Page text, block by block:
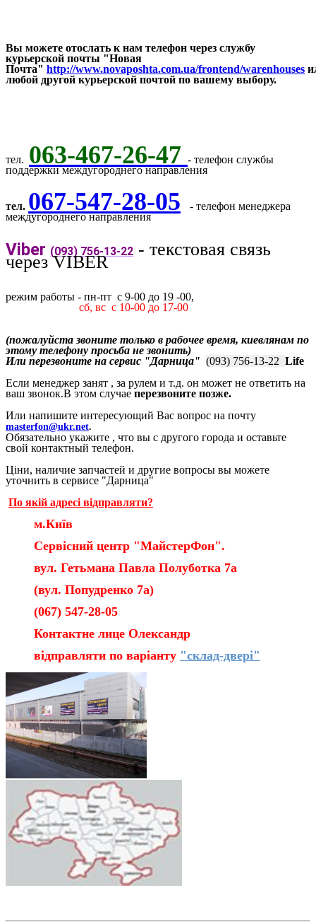
Вы можете отослать к нам телефон через службу
курьерской почты "Новая
Почта" http://www.novaposhta.com.ua/frontend/warenhouses
любой другой курьерской почтой по вашему выбору.
тел. 063-467-26-47 - телефон службы
поддержки междугороднего направления
тел. 067-547-28-05
- телефон менеджера
междугороднего направления
Viber (093) 756-13-22 - текстовая связь
через VIBER
режим работы - пн-пт с 9-00 до 19 -00,
сб, вс c 10-00 до 17-00
(пожалуйста звоните только в рабочее время, киевлянам по
этому телефону просьба не звонить)
Или перезвоните на сервис "Дарница" (093) 756-13-22 Life
Если менеджер занят , за рулем и т.д. он может не ответить на
ваш звонок.В этом случае перезвоните позже.
Или напишите интересующий Вас вопрос на почту
masterfon@ukr.net.
Обязательно укажите , что вы с другого города и оставьте
свой контактный телефон.
Ціни, наличие запчастей и другие вопросы вы можете
уточнить в сервисе "Дарница"
По якій адресі відправляти?
м.Київ
Сервісний центр "МайстерФон".
вул. Гетьмана Павла Полуботка 7а
(вул. Попудренко 7а)
(067) 547-28-05
Контактне лице Олександр
відправляти по варіанту "склад-двері"